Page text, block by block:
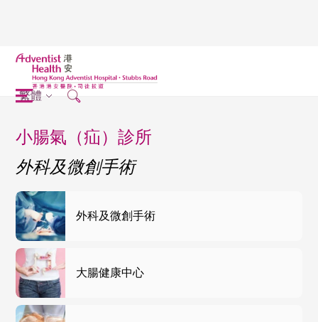
繁體
小腸氣（疝）診所
外科及微創手術
外科及微創手術
大腸健康中心